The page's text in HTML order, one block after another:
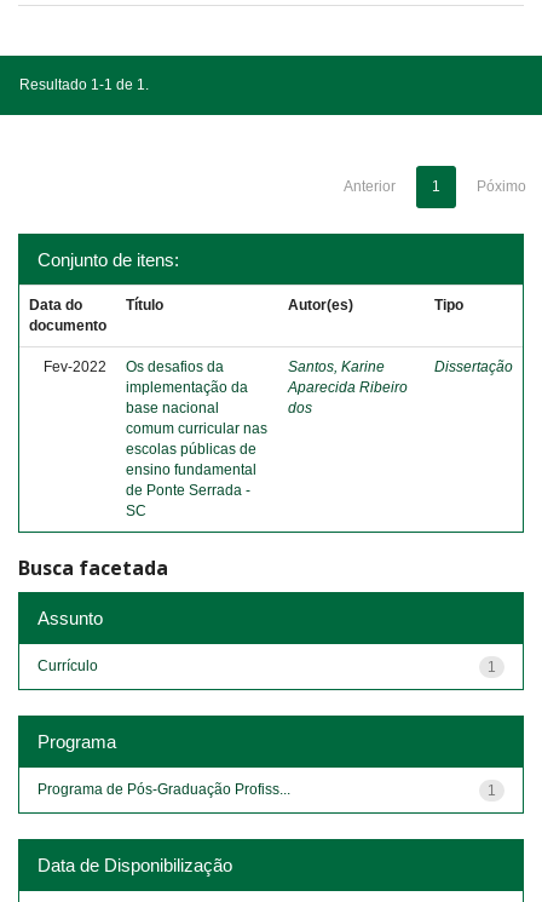
Resultado 1-1 de 1.
Anterior 1 Póximo
Conjunto de itens:
Data do
documento
Título Autor(es) Tipo
Fev-2022
Os desafios da
implementação da
base nacional
comum curricular nas
escolas públicas de
ensino fundamental
de Ponte Serrada -
SC
Santos, Karine
Aparecida Ribeiro
dos
Dissertação
Busca facetada
Assunto
1
Currículo
Programa
1
Programa de Pós-Graduação Profiss...
Data de Disponibilização